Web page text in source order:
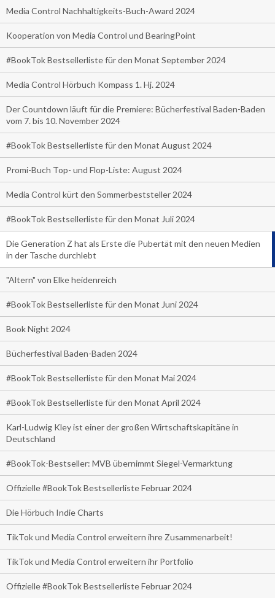
Media Control Nachhaltigkeits-Buch-Award 2024
Kooperation von Media Control und BearingPoint
#BookTok Bestsellerliste für den Monat September 2024
Media Control Hörbuch Kompass 1. Hj. 2024
Der Countdown läuft für die Premiere: Bücherfestival Baden-Baden
vom 7. bis 10. November 2024
#BookTok Bestsellerliste für den Monat August 2024
Promi-Buch Top- und Flop-Liste: August 2024
Media Control kürt den Sommerbeststeller 2024
#BookTok Bestsellerliste für den Monat Juli 2024
Die Generation Z hat als Erste die Pubertät mit den neuen Medien
in der Tasche durchlebt
"Altern" von Elke heidenreich
#BookTok Bestsellerliste für den Monat Juni 2024
Book Night 2024
Bücherfestival Baden-Baden 2024
#BookTok Bestsellerliste für den Monat Mai 2024
#BookTok Bestsellerliste für den Monat April 2024
Karl-Ludwig Kley ist einer der großen Wirtschaftskapitäne in
Deutschland
#BookTok-Bestseller: MVB übernimmt Siegel-Vermarktung
Offizielle #BookTok Bestsellerliste Februar 2024
Die Hörbuch Indie Charts
TikTok und Media Control erweitern ihre Zusammenarbeit!
TikTok und Media Control erweitern ihr Portfolio
Offizielle #BookTok Bestsellerliste Februar 2024